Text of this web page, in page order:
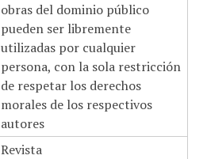
obras del dominio público
pueden ser libremente
utilizadas por cualquier
persona, con la sola restricción
de respetar los derechos
morales de los respectivos
autores
Revista